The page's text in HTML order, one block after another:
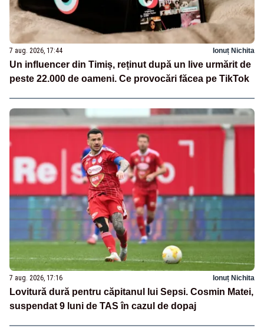
7 aug. 2026, 17:44 Ionuț Nichita
Un influencer din Timiș, reținut după un live urmărit de
peste 22.000 de oameni. Ce provocări făcea pe TikTok
7 aug. 2026, 17:16 Ionuț Nichita
Lovitură dură pentru căpitanul lui Sepsi. Cosmin Matei,
suspendat 9 luni de TAS în cazul de dopaj